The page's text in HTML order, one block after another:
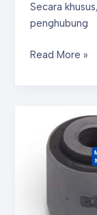
Secara
penghubung
5
Disebabkan
oleh
Bosh
yang
Read More »